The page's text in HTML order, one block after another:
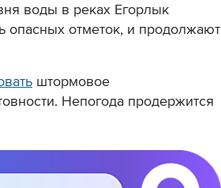
воды в реках Егорлык
опасных отметок, и продолжают
штормовое
Непогода продержится